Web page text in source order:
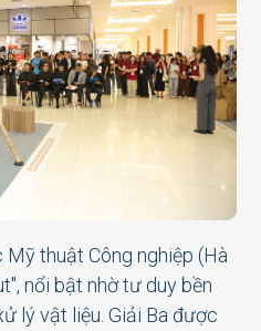
thuật Công nghiệp (Hà
nổi bật nhờ tư duy bền
lý vật liệu. Giải Ba được